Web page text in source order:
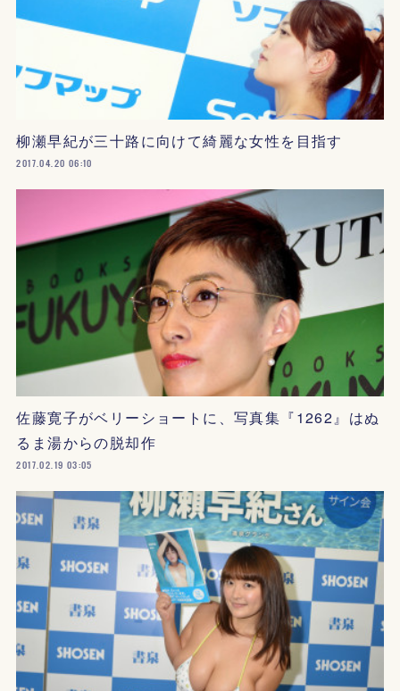
柳瀬早紀が三十路に向けて綺麗な女性を目指す
2017.04.20 06:10
佐藤寛子がベリーショートに、写真集『1262』はぬ
るま湯からの脱却作
2017.02.19 03:05